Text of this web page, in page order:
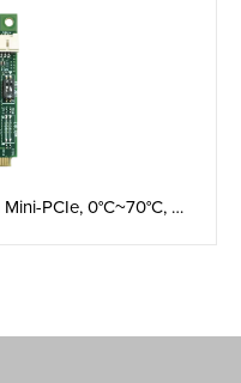
PCIe, 0°C~70°C, …